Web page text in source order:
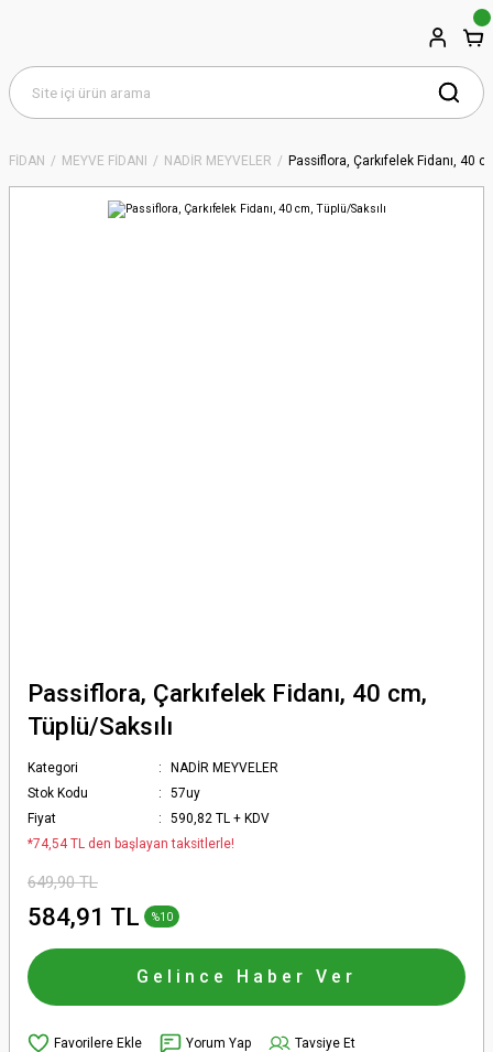
FİDAN MEYVE FİDANI NADİR MEYVELER Passiflora, Çarkıfelek Fidanı, 40
Passiflora, Çarkıfelek Fidanı, 40 cm,
Tüplü/Saksılı
Kategori
NADİR MEYVELER
Stok Kodu
57uy
Fiyat
590,82 TL + KDV
*74,54 TL den başlayan taksitlerle!
649,90 TL
584,91 TL %10
Gelince Haber Ver
Yorum Yap
Tavsiye Et